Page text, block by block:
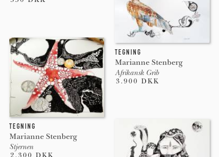
TEGNING
Marianne Stenberg
Afrikansk Grib
3.900 DKK
TEGNING
Marianne Stenberg
Stjernen
2.300 DKK